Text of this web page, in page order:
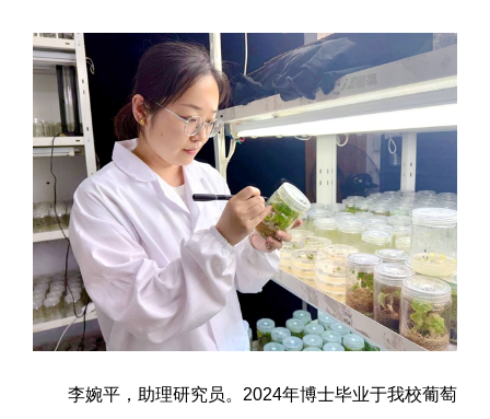
李婉平，助理研究员。2024年博士毕业于我校葡萄